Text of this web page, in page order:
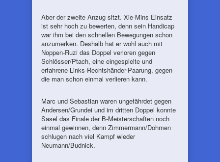
Aber der zweite Anzug sitzt. Xie-Mins Einsatz
ist sehr hoch zu bewerten, denn sein Handicap
war ihm bei den schnellen Bewegungen schon
anzumerken. Deshalb hat er wohl auch mit
Noppen-Ruzi das Doppel verloren gegen
Schlösser/Ptach, eine eingespielte und
erfahrene Links-Rechtshänder-Paarung, gegen
die man schon einmal verlieren kann.
Marc und Sebastian waren ungefährdet gegen
Andersen/Grundei und im dritten Doppel konnte
Sasel das Finale der B-Meisterschaften noch
einmal gewinnen, denn Zimmermann/Dohmen
schlugen nach viel Kampf wieder
Neumann/Budnick.